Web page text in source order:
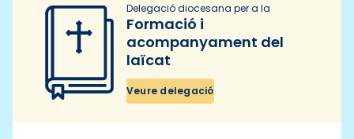
Delegació diocesana per a la
Formació i
acompanyament del
laïcat
Veure delegació